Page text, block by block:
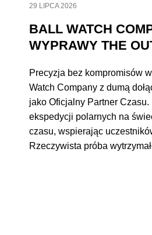
29 LIPCA 2026
BALL WATCH
WYPRAWY THE
Precyzja bez kompromisów
Watch Company z dumą
jako Oficjalny Partner
ekspedycji polarnych na
czasu, wspierając
Rzeczywista próba